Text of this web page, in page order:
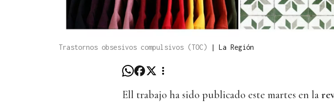
Trastornos obsesivos compulsivos (TOC) | La Región
Ell trabajo ha sido publicado este martes en la